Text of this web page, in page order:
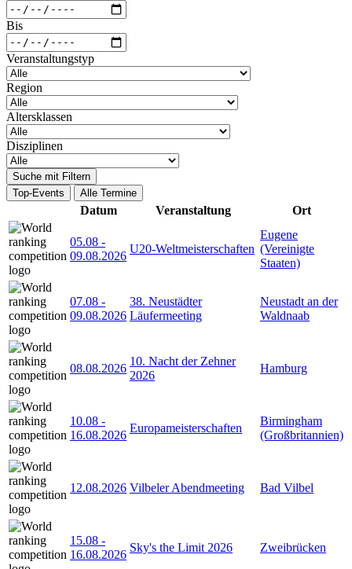
Bis
Veranstaltungstyp
Region
Altersklassen
Disziplinen
Suche mit Filtern
Top-Events
Alle Termine
Datum Veranstaltung Ort
05.08 -
09.08.2026
U20-Weltmeisterschaften
Eugene
(Vereinigte
Staaten)
07.08 -
09.08.2026
38. Neustädter
Läufermeeting
Neustadt an der
Waldnaab
08.08.2026
10. Nacht der Zehner
2026
Hamburg
10.08 -
16.08.2026
Europameisterschaften
Birmingham
(Großbritannien)
12.08.2026 Vilbeler Abendmeeting Bad Vilbel
15.08 -
16.08.2026
Sky's the Limit 2026 Zweibrücken